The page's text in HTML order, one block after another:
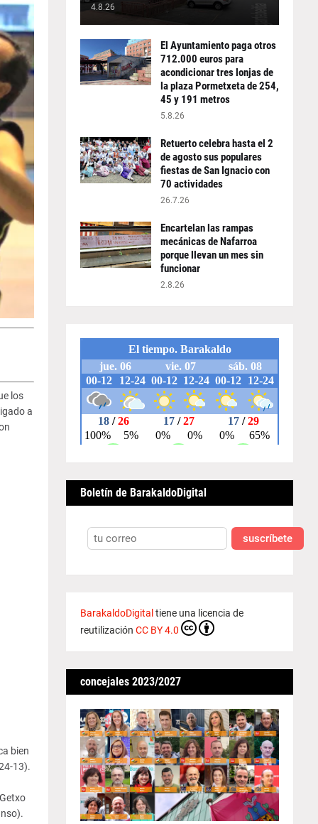
los
a
bien
13).
4.8.26
El Ayuntamiento paga otros
712.000 euros para
acondicionar tres lonjas de
la plaza Pormetxeta de 254,
45 y 191 metros
5.8.26
Retuerto celebra hasta el 2
de agosto sus populares
fiestas de San Ignacio con
70 actividades
26.7.26
Encartelan las rampas
mecánicas de Nafarroa
porque llevan un mes sin
funcionar
2.8.26
Boletín de BarakaldoDigital
suscríbete
BarakaldoDigital tiene una licencia de
reutilización CC BY 4.0
concejales 2023/2027